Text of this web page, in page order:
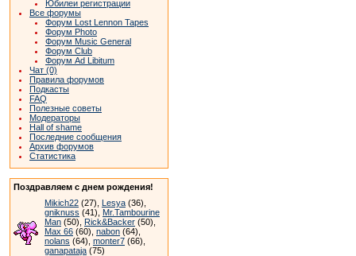
Юбилеи регистрации
Все форумы
Форум Lost Lennon Tapes
Форум Photo
Форум Music General
Форум Club
Форум Ad Libitum
Чат (0)
Правила форумов
Подкасты
FAQ
Полезные советы
Модераторы
Hall of shame
Последние сообщения
Архив форумов
Статистика
Поздравляем с днем рождения!
Mikich22 (27), Lesya (36),
gniknuss (41), Mr.Tambourine
Man (50), Rick&Backer (50),
Max 66 (60), nabon (64),
nolans (64), monter7 (66),
ganapataja (75)